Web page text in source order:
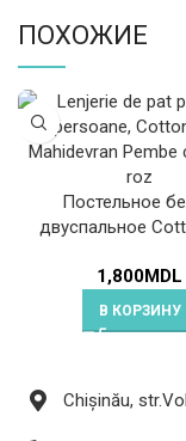
ПОХОЖИЕ
Постельное
двуспальное
1,800MDL
В КОРЗИНУ
Chișinău,